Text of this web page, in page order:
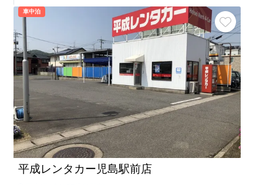
車中泊
平成レンタカー児島駅前店